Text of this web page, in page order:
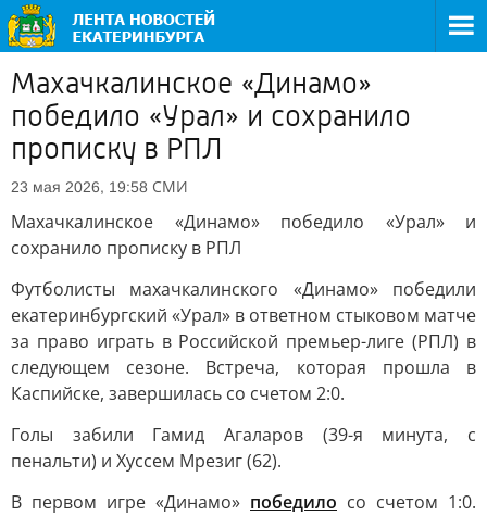
Махачкалинское «Динамо»
победило «Урал» и сохранило
прописку в РПЛ
23 мая 2026, 19:58 СМИ
Махачкалинское «Динамо» победило «Урал» и
сохранило прописку в РПЛ
Футболисты махачкалинского «Динамо» победили
екатеринбургский «Урал» в ответном стыковом матче
за право играть в Российской премьер-лиге (РПЛ) в
следующем сезоне. Встреча, которая прошла в
Каспийске, завершилась со счетом 2:0.
Голы забили Гамид Агаларов (39-я минута, с
пенальти) и Хуссем Мрезиг (62).
В первом игре «Динамо» победило со счетом 1:0.